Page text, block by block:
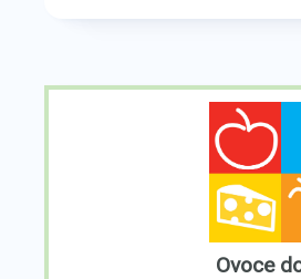
Ovoce